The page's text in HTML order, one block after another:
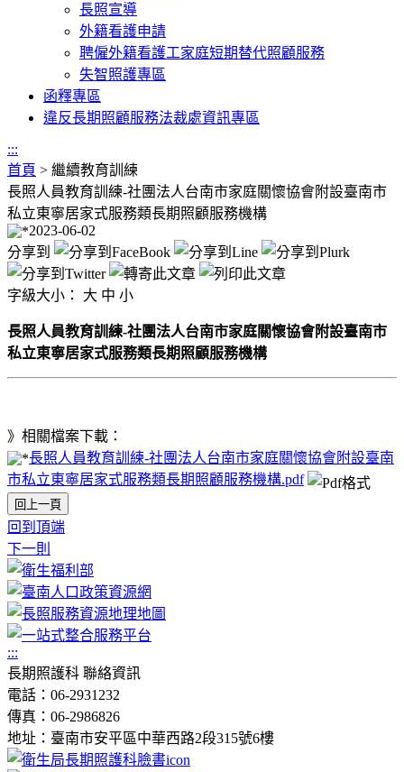
長照宣導
外籍看護申請
聘僱外籍看護工家庭短期替代照顧服務
失智照護專區
函釋專區
違反長期照顧服務法裁處資訊專區
:::
首頁 > 繼續教育訓練
長照人員教育訓練-社團法人台南市家庭關懷協會附設臺南市
私立東寧居家式服務類長期照顧服務機構
2023-06-02
分享到
字級大小： 大 中 小
長照人員教育訓練-社團法人台南市家庭關懷協會附設臺南市
私立東寧居家式服務類長期照顧服務機構
》相關檔案下載：
長照人員教育訓練-社團法人台南市家庭關懷協會附設臺南
市私立東寧居家式服務類長期照顧服務機構.pdf
回上一頁
回到頂端
下一則
:::
長期照護科 聯絡資訊
電話：06-2931232
傳真：06-2986826
地址：臺南市安平區中華西路2段315號6樓